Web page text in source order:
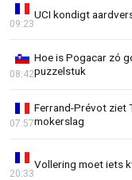
UCI kondigt
09:23
Hoe is Pogacar zó
puzzelstuk
08:42
Ferrand-Prévot ziet
mokerslag
07:57
Vollering moet iets
20:33